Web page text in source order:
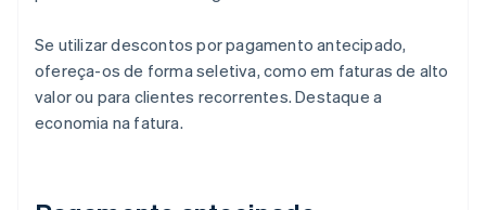
Se utilizar descontos por pagamento antecipado,
ofereça-os de forma seletiva, como em faturas de alto
valor ou para clientes recorrentes. Destaque a
economia na fatura.